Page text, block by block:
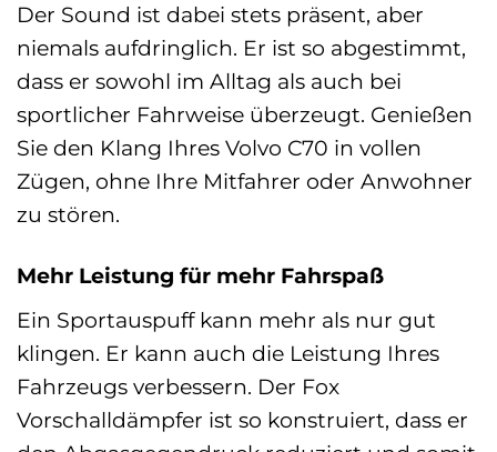
Der Sound ist dabei stets präsent, aber
niemals aufdringlich. Er ist so abgestimmt,
dass er sowohl im Alltag als auch bei
sportlicher Fahrweise überzeugt. Genießen
Sie den Klang Ihres Volvo C70 in vollen
Zügen, ohne Ihre Mitfahrer oder Anwohner
zu stören.
Mehr Leistung für mehr Fahrspaß
Ein Sportauspuff kann mehr als nur gut
klingen. Er kann auch die Leistung Ihres
Fahrzeugs verbessern. Der Fox
Vorschalldämpfer ist so konstruiert, dass er